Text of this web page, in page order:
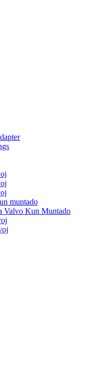
muntado
Valvo Kun Muntado